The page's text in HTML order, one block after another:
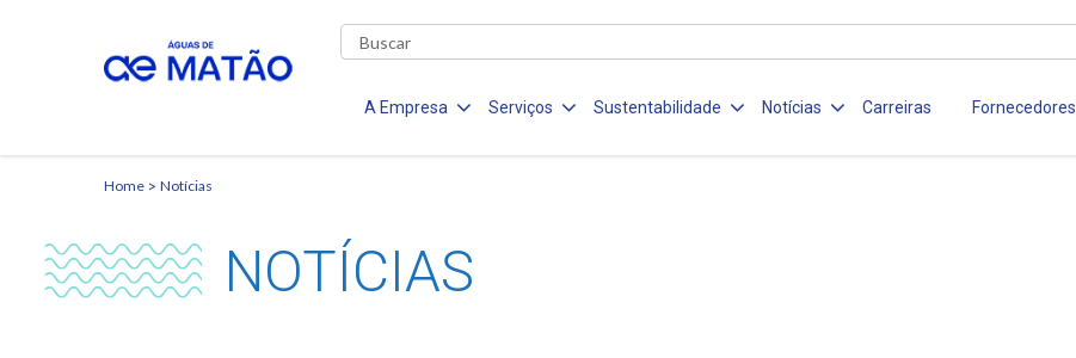
A Empresa Serviços Sustentabilidade Notícias Carreiras Fornecedores
Home Notícias
NOTÍCIAS